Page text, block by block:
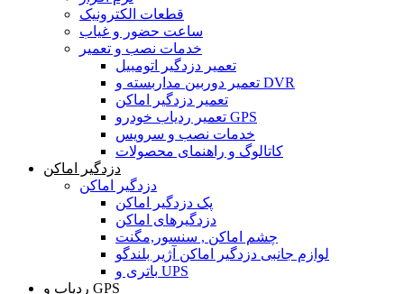
قطعات الکترونیک
ساعت حضور و غیاب
خدمات نصب و تعمیر
تعمیر دزدگیر اتومبیل
تعمیر دوربین مداربسته و DVR
تعمیر دزدگیر اماکن
تعمیر ردیاب خودرو GPS
خدمات نصب و سرویس
کاتالوگ و راهنمای محصولات
دزدگیر اماکن
دزدگیر اماکن
پک دزدگیر اماکن
دزدگیرهای اماکن
چشم اماکن , سنسور,مگنت
لوازم جانبی دزدگیر اماکن آژیر بلندگو
باتری و UPS
ردیاب و GPS